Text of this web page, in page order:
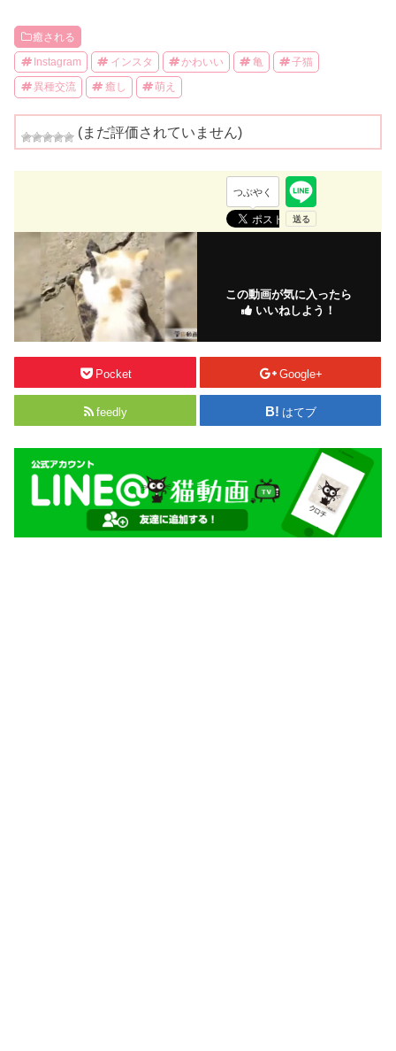
癒される
Instagram インスタ かわいい 亀 子猫
異種交流 癒し 萌え
(まだ評価されていません)
つぶやく
この動画が気に入ったら
いいねしよう！
Pocket Google+
feedly はてブ